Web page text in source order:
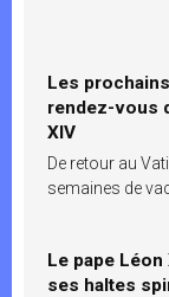
Les
rendez-vous
XIV
De retour au
semaines de
Le pape
ses haltes